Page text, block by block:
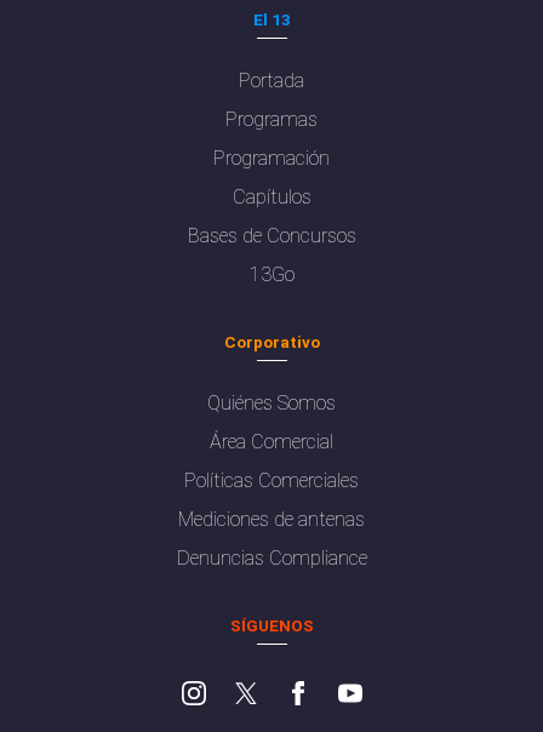
El 13
Portada
Programas
Programación
Capítulos
Bases de Concursos
13Go
Corporativo
Quiénes Somos
Área Comercial
Políticas Comerciales
Mediciones de antenas
Denuncias Compliance
SÍGUENOS